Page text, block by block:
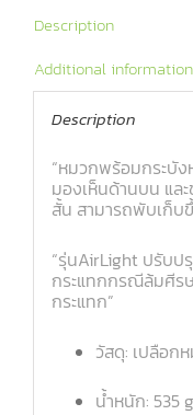
Description
Additional information
Description
“หมวกพร้อมกระบั
มองเห็นด้านบน แล
สั้น สามารถพับเก็บ
“รุ่นAirLight ปรับป
กระแทกกรณีล้มศีร
กระแทก”
วัสดุ: เปลือก
น้ำหนัก: 535 g